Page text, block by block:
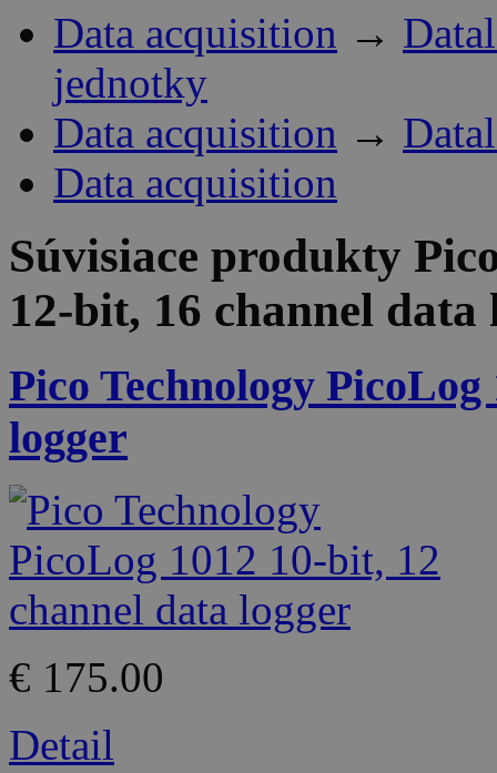
Data acquisition →
jednotky
Data acquisition →
Data acquisition
Súvisiace produkty
12-bit, 16 channel
Pico Technology
logger
€ 175.00
Detail